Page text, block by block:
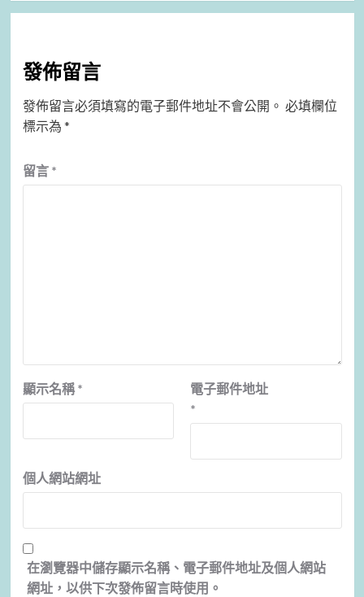
發佈留言
發佈留言必須填寫的電子郵件地址不會公開。 必填欄位
標示為 *
留言 *
顯示名稱 *
電子郵件地址
*
個人網站網址
在瀏覽器中儲存顯示名稱、電子郵件地址及個人網站
網址，以供下次發佈留言時使用。